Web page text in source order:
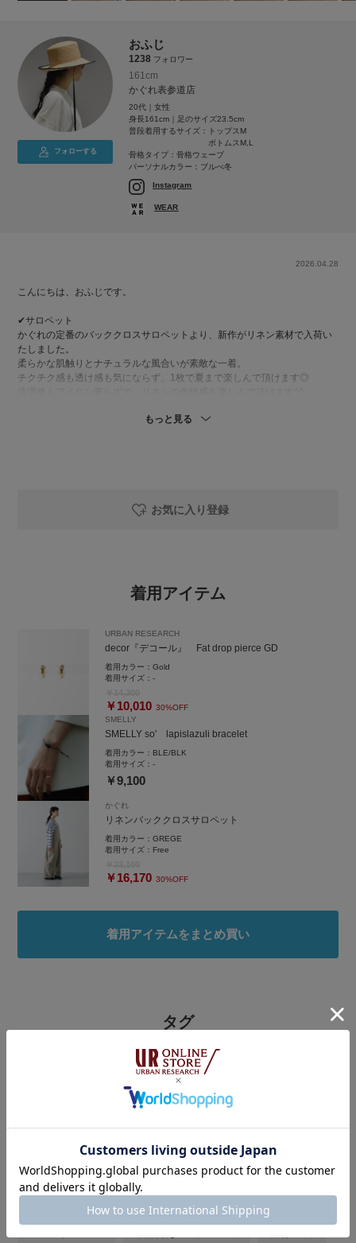
フォローする
おふじ
1238 フォロワー
161cm
かぐれ表参道店
20代｜女性
身長161cm｜足のサイズ23.5cm
普段着用するサイズ：
トップスM
ボトムスM,L
骨格タイプ：骨格ウェーブ
パーソナルカラー：ブルべ冬
Instagram
WEAR
2026.04.28
こんにちは、おふじです。
✔サロペット
かぐれの定番のバッククロスサロペットより、新作がリネン素材で入荷い
たしました。
柔らかな肌触りとナチュラルな風合いが素敵な一着。
チクチク感も透け感も気にならず、1枚で夏まで楽しんで頂けます◎
コメント欄やＤＭでお問い合わせ頂きますと返信させて頂きます^ ^
もっと見る
お気に入り登録
着用アイテム
URBAN RESEARCH
decor『デコール』 Fat drop pierce GD
着用カラー：Gold
着用サイズ：-
￥10,010 30%OFF
SMELLY
SMELLY so' lapislazuli bracelet
着用カラー： BLE/BLK
着用サイズ：-
￥9,100
かぐれ
リネンバッククロスサロペット
着用カラー：GREGE
着用サイズ： Free
￥16,170 30%OFF
着用アイテムをまとめ買い
タグ
#4月コレ推し #やや暑い
#帰省コーデ
#初夏のおでかけコーデ #GWおでかけコーデ